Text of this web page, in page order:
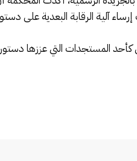
آلية الرقابة البعدية على